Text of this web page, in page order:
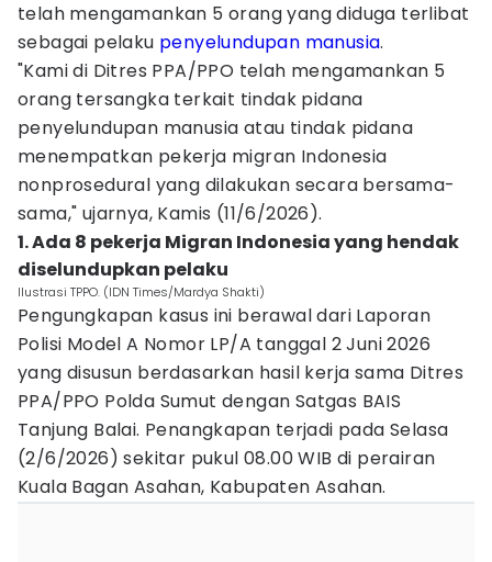
telah mengamankan 5 orang yang diduga terlibat
sebagai pelaku penyelundupan manusia.
"Kami di Ditres PPA/PPO telah mengamankan 5
orang tersangka terkait tindak pidana
penyelundupan manusia atau tindak pidana
menempatkan pekerja migran Indonesia
nonprosedural yang dilakukan secara bersama-
sama," ujarnya, Kamis (11/6/2026).
1. Ada 8 pekerja Migran Indonesia yang hendak
diselundupkan pelaku
Ilustrasi TPPO. (IDN Times/Mardya Shakti)
Pengungkapan kasus ini berawal dari Laporan
Polisi Model A Nomor LP/A tanggal 2 Juni 2026
yang disusun berdasarkan hasil kerja sama Ditres
PPA/PPO Polda Sumut dengan Satgas BAIS
Tanjung Balai. Penangkapan terjadi pada Selasa
(2/6/2026) sekitar pukul 08.00 WIB di perairan
Kuala Bagan Asahan, Kabupaten Asahan.